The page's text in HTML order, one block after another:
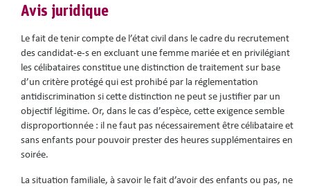
Avis juridique
Le fait de tenir compte de l’état civil dans le cadre du recrutement
des candidat-e-s en excluant une femme mariée et en privilégiant
les célibataires constitue une distinction de traitement sur base
d’un critère protégé qui est prohibé par la réglementation
antidiscrimination si cette distinction ne peut se justifier par un
objectif légitime. Or, dans le cas d’espèce, cette exigence semble
disproportionnée : il ne faut pas nécessairement être célibataire et
sans enfants pour pouvoir prester des heures supplémentaires en
soirée.
La situation familiale, à savoir le fait d’avoir des enfants ou pas, ne